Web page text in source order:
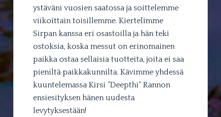
ystäväni vuosien saatossa ja soittelemme
viikoittain toisillemme. Kiertelimme
Sirpan kanssa eri osastoilla ja hän teki
ostoksia, koska messut on erinomainen
paikka ostaa sellaisia tuotteita, joita ei saa
pieniltä paikkakunnilta. Kävimme yhdessä
kuuntelemassa Kirsi ”Deepthi” Rannon
ensiesityksen hänen uudesta
levytyksestään!